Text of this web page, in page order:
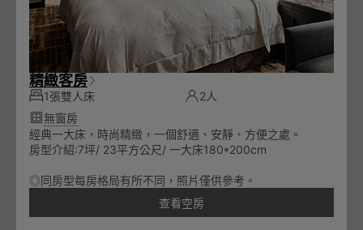
精緻客房
1張雙人床
2人
無窗房
經典一大床，時尚精緻，一個舒適、安靜、方便之處。
房型介紹:7坪/ 23平方公尺/ 一大床180*200cm
◎同房型每房格局有所不同，照片僅供參考。
查看空房